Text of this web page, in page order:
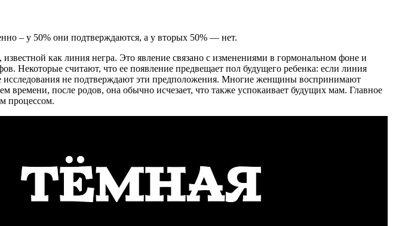
– у 50% они подтверждаются, а у вторых 50% — нет.
как линия негра. Это явление связано с изменениями в гормональном фоне и
Некоторые считают, что ее появление предвещает пол будущего ребенка: если линия
исследования не подтверждают эти предположения. Многие женщины воспринимают
времени, после родов, она обычно исчезает, что также успокаивает будущих мам. Главное
процессом.